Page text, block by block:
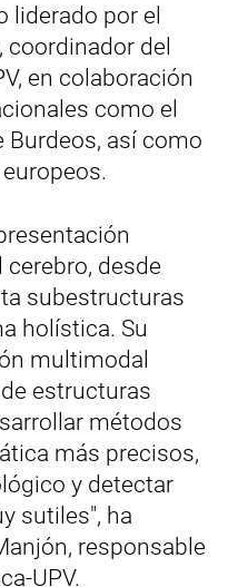
liderado por el
, coordinador del
en colaboración
como el
Burdeos, así como
desde
subestructuras
holística. Su
multimodal
estructuras
métodos
más precisos,
y detectar
sutiles", ha
responsable
UPV.